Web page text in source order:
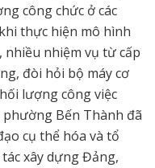
công chức ở các
thực hiện mô hình
nhiệm vụ từ cấp
đòi hỏi bộ máy cơ
lượng công việc
phường Bến Thành đã
cụ thể hóa và tổ
xây dựng Đảng,